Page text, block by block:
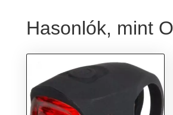
Hasonlók, mint